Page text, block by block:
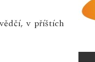
v příštích